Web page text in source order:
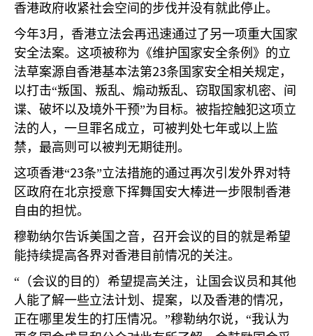
香港政府收紧社会空间的步伐并没有就此停止。
今年3月，香港立法会再迅速通过了另一项重大国家
安全法案。这项被称为《维护国家安全条例》的立
法草案源自香港基本法第23条国家安全相关规定，
以打击“叛国、叛乱、煽动叛乱、窃取国家机密、间
谍、破坏以及境外干预”为目标。被指控触犯这项立
法的人，一旦罪名成立，可被判处七年或以上监
禁，最高则可以被判无期徒刑。
这项香港“23条”立法措施的通过再次引发外界对特
区政府在北京授意下挥舞国安大棒进一步限制香港
自由的担忧。
穆勒纳尔告诉美国之音，召开会议的目的就是希望
能持续提高各界对香港目前情况的关注。
“（会议的目的）希望提高关注，让国会议员和其他
人能了解一些立法计划、提案，以及香港的情况，
正在哪里发生的打压情况。”穆勒纳尔说，“我认为